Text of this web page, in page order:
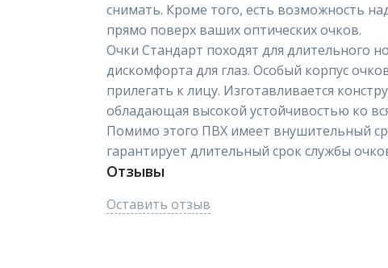
снимать. Кроме того, есть возможность
прямо поверх ваших оптических очков.
Очки Стандарт походят для длительного
дискомфорта для глаз. Особый корпус
прилегать к лицу. Изготавливается
обладающая высокой устойчивостью ко
Помимо этого ПВХ имеет внушительный
гарантирует длительный срок службы
Отзывы
Оставить отзыв